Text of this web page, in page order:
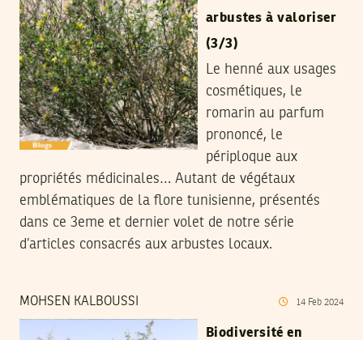
arbustes à valoriser
(3/3)
Le henné aux usages
cosmétiques, le
romarin au parfum
prononcé, le
périploque aux
propriétés médicinales… Autant de végétaux
emblématiques de la flore tunisienne, présentés
dans ce 3eme et dernier volet de notre série
d’articles consacrés aux arbustes locaux.
MOHSEN KALBOUSSI 14 Feb 2024
Biodiversité en